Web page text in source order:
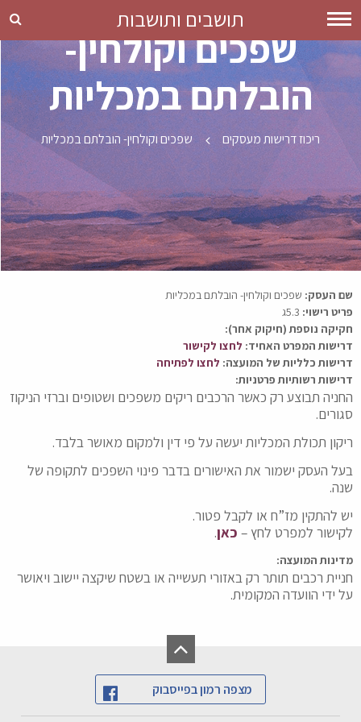
תושבים ותושבות
שפכים וקולחין- הובלתם במכליות
שפכים וקולחין-
הובלתם במכליות
ריכוז דרישות מעסקים שפכים וקולחין- הובלתם במכליות
שם העסק: שפכים וקולחין- הובלתם במכליות
פריט רישוי: 5.3ג
חקיקה נוספת (חיקוק אחר):
דרישות המפרט האחיד: לחצו לקישור
דרישות כלליות של המועצה: לחצו לפתיחה
דרישות רשותיות פרטניות:
החניה תבוצע רק כאשר הרכבים ריקים משפכים ושטופים וברזי הניקוז
סגורים.
ריקון תכולת המכליות יעשה על פי דין ולמקום מאושר בלבד.
בעל העסק ישמור את האישורים בדבר פינוי השפכים לתקופה של
שנה.
יש להתקין מז”ח או לקבל פטור.
לקישור למפרט לחץ – כאן.
מדינות המועצה:
חניית רכבים תותר רק באזורי תעשייה או בשטח שיקצה יישוב ויאושר
על ידי הוועדה המקומית.
מצפה רמון בפייסבוק